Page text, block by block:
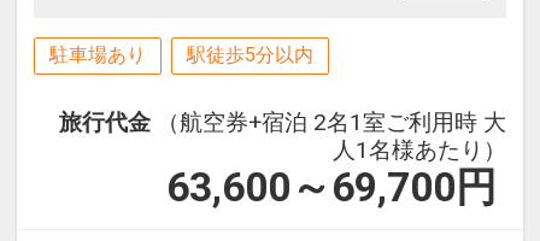
駐車場あり 駅徒歩5分以内
旅行代金
（航空券+宿泊 2名1室ご利用時 大
人1名様あたり）
63,600～69,700 円